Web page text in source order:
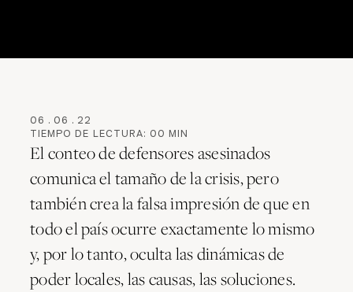
06 . 06 . 22
TIEMPO DE LECTURA: 00 MIN
El conteo de defensores asesinados
comunica el tamaño de la crisis, pero
también crea la falsa impresión de que en
todo el país ocurre exactamente lo mismo
y, por lo tanto, oculta las dinámicas de
poder locales, las causas, las soluciones.